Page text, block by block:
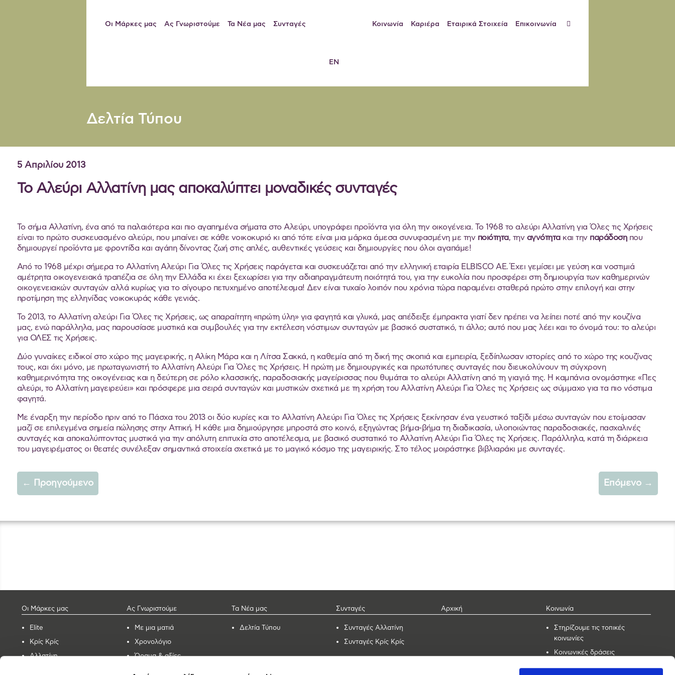
Οι Μάρκες μας Ας Γνωριστούμε Τα Νέα μας Συνταγές Κοινωνία Καριέρα Εταιρικά Στοιχεία Επικοινωνία
EN
Δελτία Τύπου
5 Απριλίου 2013
Το Αλεύρι Αλλατίνη μας αποκαλύπτει μοναδικές συνταγές
Το σήμα Αλλατίνη, ένα από τα παλαιότερα και πιο αγαπημένα σήματα στο Αλεύρι, υπογράφει προϊόντα για όλη την οικογένεια. Το 1968 το αλεύρι Αλλατίνη για Όλες τις Χρήσεις
είναι το πρώτο συσκευασμένο αλεύρι, που μπαίνει σε κάθε νοικοκυριό κι από τότε είναι μια μάρκα άμεσα συνυφασμένη με την ποιότητα, την αγνότητακαι την παράδοσηπου
δημιουργεί προϊόντα με φροντίδα και αγάπη δίνοντας ζωή στις απλές, αυθεντικές γεύσεις και δημιουργίες που όλοι αγαπάμε!
Από το 1968 μέχρι σήμερα το Αλλατίνη Αλεύρι Για Όλες τις Χρήσεις παράγεται και συσκευάζεται από την ελληνική εταιρία ELBISCO AE. Έχει γεμίσει με γεύση και νοστιμιά
αμέτρητα οικογενειακά τραπέζια σε όλη την Ελλάδα κι έχει ξεχωρίσει για την αδιαπραγμάτευτη ποιότητά του, για την ευκολία που προσφέρει στη δημιουργία των καθημερινών
οικογενειακών συνταγών αλλά κυρίως για το σίγουρο πετυχημένο αποτέλεσμα! Δεν είναι τυχαίο λοιπόν που χρόνια τώρα παραμένει σταθερά πρώτο στην επιλογή και στην
προτίμηση της ελληνίδας νοικοκυράς κάθε γενιάς.
Το 2013, το Αλλατίνη αλεύρι Για Όλες τις Χρήσεις, ως απαραίτητη «πρώτη ύλη» για φαγητά και γλυκά, μας απέδειξε έμπρακτα γιατί δεν πρέπει να λείπει ποτέ από την κουζίνα
μας, ενώ παράλληλα, μας παρουσίασε μυστικά και συμβουλές για την εκτέλεση νόστιμων συνταγών με βασικό συστατικό, τι άλλο; αυτό που μας λέει και το όνομά του: το αλεύρι
για ΟΛΕΣ τις Χρήσεις.
Δύο γυναίκες ειδικοί στο χώρο της μαγειρικής, η Αλίκη Μάρα και η Λίτσα Σακκά, η καθεμία από τη δική της σκοπιά και εμπειρία, ξεδίπλωσαν ιστορίες από το χώρο της κουζίνας
τους, και όχι μόνο, με πρωταγωνιστή το Αλλατίνη Αλεύρι Για Όλες τις Χρήσεις. Η πρώτη με δημιουργικές και πρωτότυπες συνταγές που διευκολύνουν τη σύγχρονη
καθημερινότητα της οικογένειας και η δεύτερη σε ρόλο κλασσικής, παραδοσιακής μαγείρισσας που θυμάται το αλεύρι Αλλατίνη από τη γιαγιά της. Η καμπάνια ονομάστηκε «Πες
αλεύρι, το Αλλατίνη μαγειρεύει» και πρόσφερε μια σειρά συνταγών και μυστικών σχετικά με τη χρήση του Αλλατίνη Αλεύρι Για Όλες τις Χρήσεις ως σύμμαχο για τα πιο νόστιμα
φαγητά.
Με έναρξη την περίοδο πριν από το Πάσχα του 2013 οι δύο κυρίες και το Αλλατίνη Αλεύρι Για Όλες τις Χρήσεις ξεκίνησαν ένα γευστικό ταξίδι μέσω συνταγών που ετοίμασαν
μαζί σε επιλεγμένα σημεία πώλησης στην Αττική. Η κάθε μια δημιούργησε μπροστά στο κοινό, εξηγώντας βήμα-βήμα τη διαδικασία, υλοποιώντας παραδοσιακές, πασχαλινές
συνταγές και αποκαλύπτοντας μυστικά για την απόλυτη επιτυχία στο αποτέλεσμα, με βασικό συστατικό το Αλλατίνη Αλεύρι Για Όλες τις Χρήσεις. Παράλληλα, κατά τη διάρκεια
του μαγειρέματος οι θεατές συνέλεξαν σημαντικά στοιχεία σχετικά με το μαγικό κόσμο της μαγειρικής. Στο τέλος μοιράστηκε βιβλιαράκι με συνταγές.
← Προηγούμενο Επόμενο →
Οι Μάρκες μας
Elite
Κρίς Κρίς
Αλλατίνη
Ας Γνωριστούμε
Με μια ματιά
Χρονολόγιο
Όραμα & αξίες
Τα Νέα μας
Δελτία Τύπου
Συνταγές
Συνταγές Αλλατίνη
Συνταγές Κρίς Κρίς
Αρχική Κοινωνία
Στηρίζουμε τις τοπικές
κοινωνίες
Κοινωνικές δράσεις
Εταιρικός εθελοντισμός